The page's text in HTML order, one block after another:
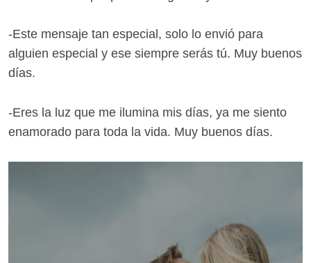
-Este mensaje tan especial, solo lo envió para
alguien especial y ese siempre serás tú. Muy buenos
días.
-Eres la luz que me ilumina mis días, ya me siento
enamorado para toda la vida. Muy buenos días.